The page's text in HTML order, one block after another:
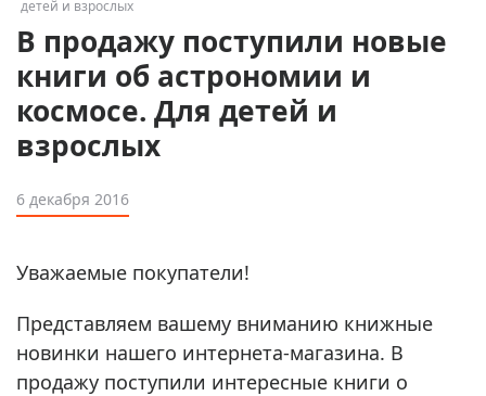
детей и взрослых
В продажу поступили новые
книги об астрономии и
космосе. Для детей и
взрослых
6 декабря 2016
Уважаемые покупатели!
Представляем вашему вниманию книжные
новинки нашего интернета-магазина. В
продажу поступили интересные книги о